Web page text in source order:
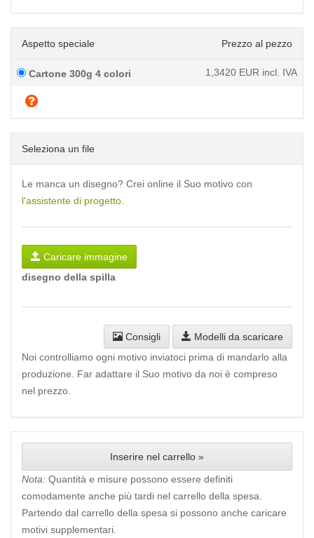
Aspetto speciale Prezzo al pezzo
Cartone 300g 4 colori 1,3420 EUR incl. IVA
Seleziona un file
Le manca un disegno? Crei online il Suo motivo con
l'assistente di progetto
Caricare immagine
disegno della spilla
Consigli
Modelli da scaricare
Noi controlliamo ogni motivo inviatoci prima di mandarlo alla
produzione. Far adattare il Suo motivo da noi è compreso
nel prezzo.
Inserire nel carrello »
Nota: Quantità e misure possono essere definiti
comodamente anche più tardi nel carrello della spesa.
Partendo dal carrello della spesa si possono anche caricare
motivi supplementari.